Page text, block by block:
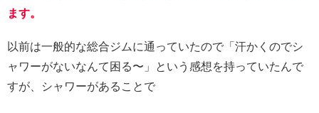
ます。
以前は一般的な総合ジムに通っていたので「汗かくのでシ
ャワーがないなんて困る〜」という感想を持っていたんで
すが、シャワーがあることで